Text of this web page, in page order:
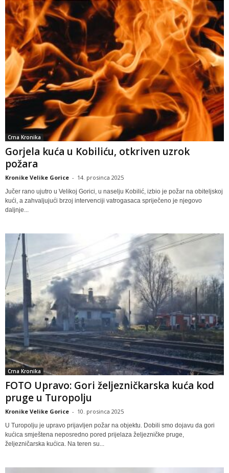
Crna Kronika
Gorjela kuća u Kobiliću, otkriven uzrok
požara
Kronike Velike Gorice - 14. prosinca 2025
Jučer rano ujutro u Velikoj Gorici, u naselju Kobilić, izbio je požar na obiteljskoj
kući, a zahvaljujući brzoj intervenciji vatrogasaca spriječeno je njegovo
daljnje...
Crna Kronika
FOTO Upravo: Gori željezničkarska kuća kod
pruge u Turopolju
Kronike Velike Gorice - 10. prosinca 2025
U Turopolju je upravo prijavljen požar na objektu. Dobili smo dojavu da gori
kućica smještena neposredno pored prijelaza željezničke pruge,
željezničarska kućica. Na teren su...